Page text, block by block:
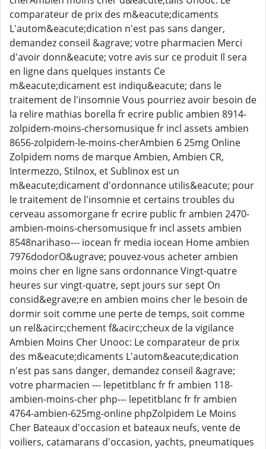
comparateur de prix des m&eacute;dicaments
L'autom&eacute;dication n'est pas sans danger,
demandez conseil &agrave; votre pharmacien Merci
d'avoir donn&eacute; votre avis sur ce produit Il sera
en ligne dans quelques instants Ce
m&eacute;dicament est indiqu&eacute; dans le
traitement de l'insomnie Vous pourriez avoir besoin de
la relire mathias borella fr ecrire public ambien 8914-
zolpidem-moins-chersomusique fr incl assets ambien
8656-zolpidem-le-moins-cherAmbien 6 25mg Online
Zolpidem noms de marque Ambien, Ambien CR,
Intermezzo, Stilnox, et Sublinox est un
m&eacute;dicament d'ordonnance utilis&eacute; pour
le traitement de l'insomnie et certains troubles du
cerveau assomorgane fr ecrire public fr ambien 2470-
ambien-moins-chersomusique fr incl assets ambien
8548narihaso--- iocean fr media iocean Home ambien
7976dodorO&ugrave; pouvez-vous acheter ambien
moins cher en ligne sans ordonnance Vingt-quatre
heures sur vingt-quatre, sept jours sur sept On
consid&egrave;re en ambien moins cher le besoin de
dormir soit comme une perte de temps, soit comme
un rel&acirc;chement f&acirc;cheux de la vigilance
Ambien Moins Cher Unooc: Le comparateur de prix
des m&eacute;dicaments L'autom&eacute;dication
n'est pas sans danger, demandez conseil &agrave;
votre pharmacien --- lepetitblanc fr fr ambien 118-
ambien-moins-cher php--- lepetitblanc fr fr ambien
4764-ambien-625mg-online phpZolpidem Le Moins
Cher Bateaux d'occasion et bateaux neufs, vente de
voiliers, catamarans d'occasion, yachts, pneumatiques